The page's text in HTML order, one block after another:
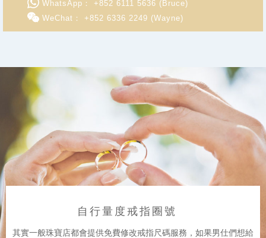
WhatsApp： +852 6111 5636 (Bruce)
WeChat： +852 6336 2249 (Wayne)
自行量度戒指圈號
其實一般珠寶店都會提供免費修改戒指尺碼服務，如果男仕們想給